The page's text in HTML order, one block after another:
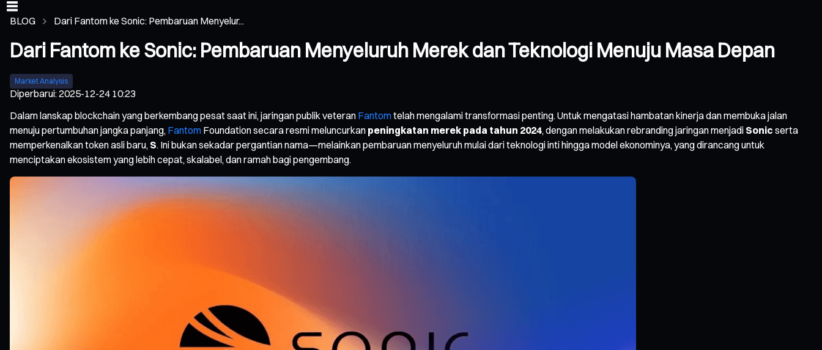
BLOG Dari Fantom ke Sonic: Pembaruan Menyelur...
Dari Fantom ke Sonic: Pembaruan Menyeluruh Merek dan Teknologi Menuju Masa Depan
Market Analysis
Diperbarui:2025-12-24 10:23
Dalam lanskap blockchain yang berkembang pesat saat ini, jaringan publik veteran Fantomtelah mengalami transformasi penting. Untuk mengatasi hambatan kinerja dan membuka jalan
menuju pertumbuhan jangka panjang, Fantom Foundation secara resmi meluncurkan peningkatan merek pada tahun 2024, dengan melakukan rebranding jaringan menjadi Sonic serta
memperkenalkan token asli baru, S. Ini bukan sekadar pergantian nama—melainkan pembaruan menyeluruh mulai dari teknologi inti hingga model ekonominya, yang dirancang untuk
menciptakan ekosistem yang lebih cepat, skalabel, dan ramah bagi pengembang.